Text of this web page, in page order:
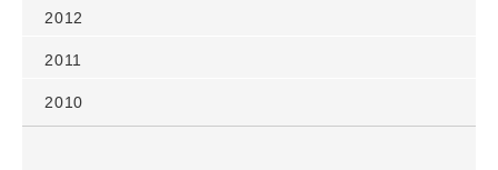
2012
2011
2010